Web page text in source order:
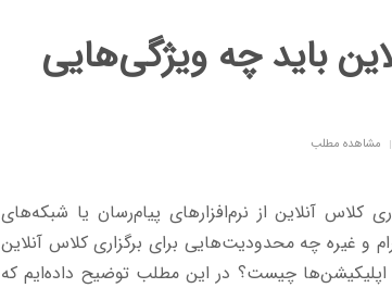
باید چه ویژگی‌هایی
مشاهده مطلب
کلاس آنلاین از نرم‌افزارهای پیام‌رسان یا شبکه‌های
و غیره چه محدودیت‌هایی برای برگزاری کلاس آنلاین
اپلیکیشن‌ها چیست؟ در این مطلب توضیح داده‌ایم که